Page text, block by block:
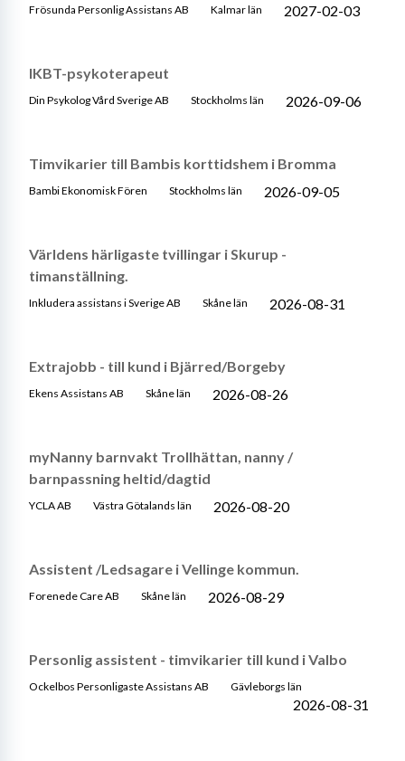
Frösunda Personlig Assistans AB Kalmar län 2027-02-03
IKBT-psykoterapeut
Din Psykolog Vård Sverige AB Stockholms län 2026-09-06
Timvikarier till Bambis korttidshem i Bromma
Bambi Ekonomisk Fören Stockholms län 2026-09-05
Världens härligaste tvillingar i Skurup -
timanställning.
Inkludera assistans i Sverige AB Skåne län 2026-08-31
Extrajobb - till kund i Bjärred/Borgeby
Ekens Assistans AB Skåne län 2026-08-26
myNanny barnvakt Trollhättan, nanny /
barnpassning heltid/dagtid
YCLA AB Västra Götalands län 2026-08-20
Assistent /Ledsagare i Vellinge kommun.
Forenede Care AB Skåne län 2026-08-29
Personlig assistent - timvikarier till kund i Valbo
Ockelbos Personligaste Assistans AB Gävleborgs län
2026-08-31